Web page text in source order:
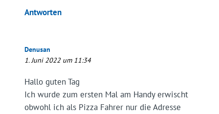
Antworten
Denusan
1. Juni 2022 um 11:34
Hallo guten Tag
Ich wurde zum ersten Mal am Handy erwischt
obwohl ich als Pizza Fahrer nur die Adresse